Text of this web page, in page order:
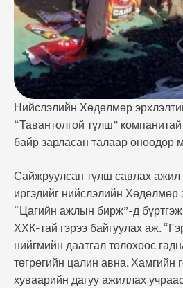
Нийслэлийн Хөдөлмөр
“Тавантолгой түлш”
байр зарласан талаар өнөөдөр
Сайжруулсан түлш савлах ажил
иргэдийг нийслэлийн Хөдөлмөр
“Цагийн ажлын бирж”-д
ХХК-тай гэрээ байгуулах аж.
нийгмийн даатгал төлөхөөс
төгрөгийн цалин авна. Хамгийн
хуваарийн дагуу ажиллах